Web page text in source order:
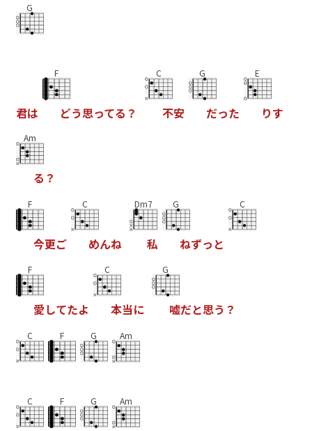
G
君は
F
どう思ってる ？
C
不安
G
だった
E
りす
Am
る ？
F
今更ご
C
めんね
Dm7
私
G
ねずっ と
C
F
愛してたよ
C
本当に
G
嘘だと思う ？
C F G Am
C F G Am